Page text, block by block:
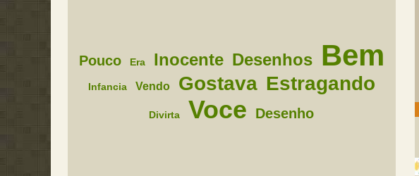
Pouco Era Inocente Desenhos Bem
Infancia Vendo Gostava Estragando
Divirta Voce Desenho